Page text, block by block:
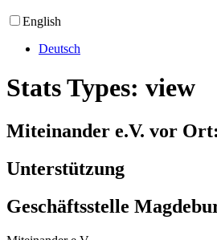
English
Deutsch
Stats Types: view
Miteinander e.V. vor Ort:
Unterstützung
Geschäftsstelle